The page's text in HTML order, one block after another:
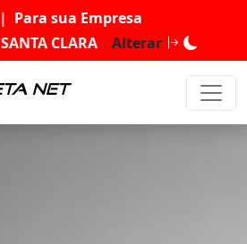
| Para sua Empresa
SANTA CLARA Alterar